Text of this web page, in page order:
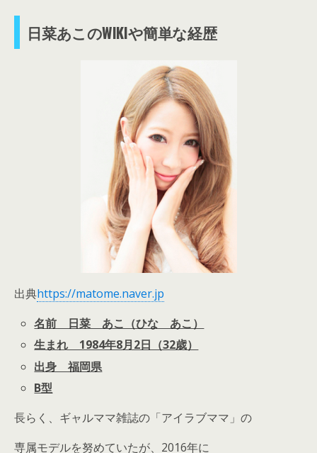
日菜あこのWIKIや簡単な経歴
出典https://matome.naver.jp
名前 日菜 あこ（ひな あこ）
生まれ 1984年8月2日（32歳）
出身 福岡県
B型
長らく、ギャルママ雑誌の「アイラブママ」の
専属モデルを努めていたが、2016年に